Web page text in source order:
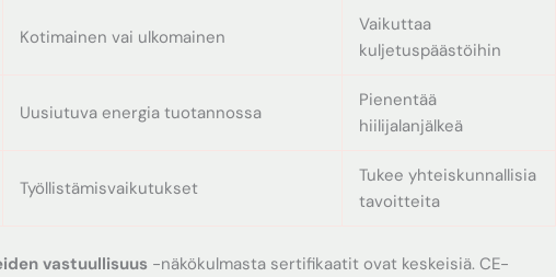
Kotimainen vai ulkomainen
Vaikuttaa
kuljetuspäästöihin
Uusiutuva energia tuotannossa
Pienentää
hiilijalanjälkeä
Työllistämisvaikutukset
Tukee yhteiskunnallisia
tavoitteita
vastuullisuus -näkökulmasta sertifikaatit ovat keskeisiä. CE-